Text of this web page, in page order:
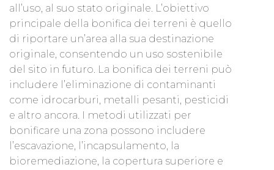
all’uso, al suo stato originale. L’obiettivo
principale della bonifica dei terreni è quello
di riportare un’area alla sua destinazione
originale, consentendo un uso sostenibile
del sito in futuro. La bonifica dei terreni può
includere l’eliminazione di contaminanti
come idrocarburi, metalli pesanti, pesticidi
e altro ancora. I metodi utilizzati per
bonificare una zona possono includere
l’escavazione, l’incapsulamento, la
bioremediazione, la copertura superiore e